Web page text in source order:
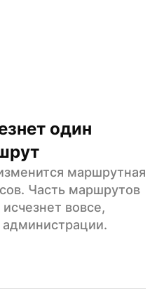
один
маршрутная
Часть маршрутов
вовсе,